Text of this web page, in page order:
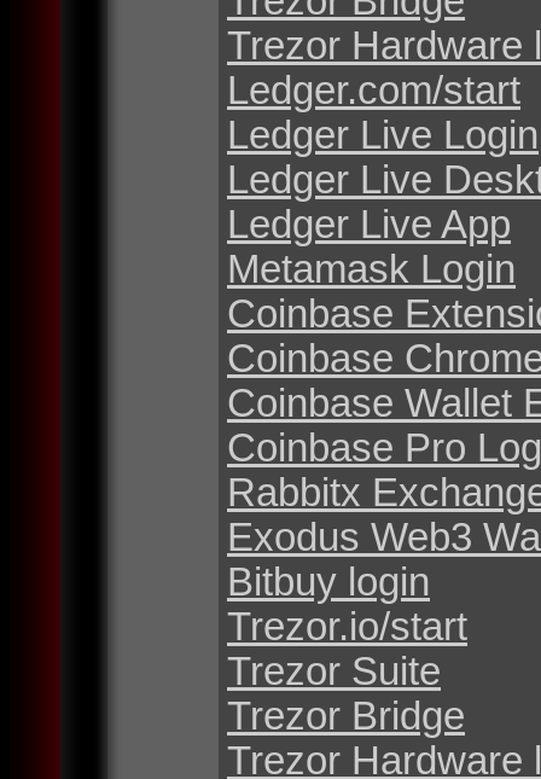
Trezor Hardware
Ledger.com/start
Ledger Live Login
Ledger Live
Ledger Live App
Metamask Login
Coinbase
Coinbase
Coinbase Wallet
Coinbase Pro
Rabbitx
Exodus Web3
Bitbuy login
Trezor.io/start
Trezor Suite
Trezor Bridge
Trezor Hardware